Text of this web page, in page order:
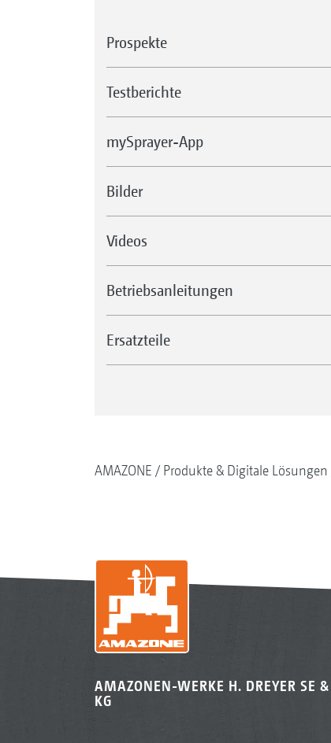
Prospekte
Testberichte
mySprayer-App
Bilder
Videos
Betriebsanleitungen
Ersatzteile
AMAZONE Produkte & Digitale Lösungen
AMAZONEN-WERKE H. DREYER SE
KG